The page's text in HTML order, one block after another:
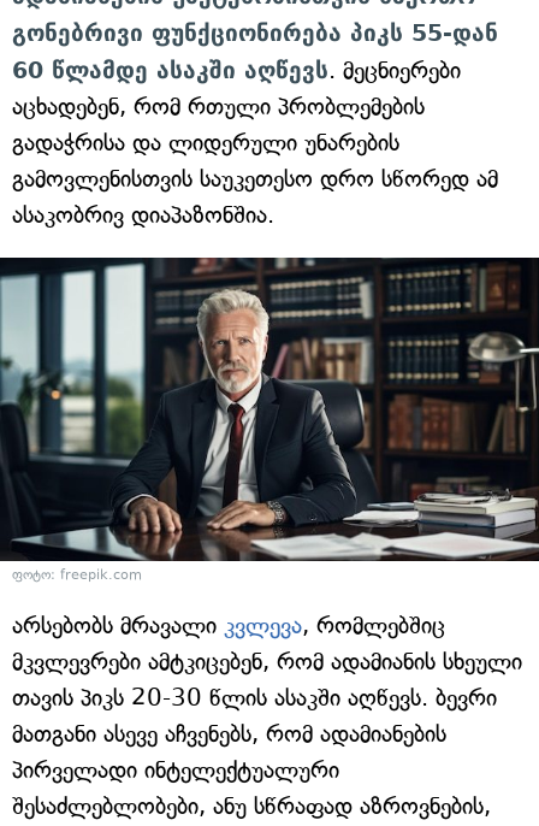
გონებრივი ფუნქციონირება პიკს 55-დან
60 წლამდე ასაკში აღწევს. მეცნიერები
აცხადებენ, რომ რთული პრობლემების
გადაჭრისა და ლიდერული უნარების
გამოვლენისთვის საუკეთესო დრო სწორედ ამ
ასაკობრივ დიაპაზონშია.
ფოტო: freepik.com
არსებობს მრავალი კვლევა, რომლებშიც
მკვლევრები ამტკიცებენ, რომ ადამიანის სხეული
თავის პიკს 20-30 წლის ასაკში აღწევს. ბევრი
მათგანი ასევე აჩვენებს, რომ ადამიანების
პირველადი ინტელექტუალური
შესაძლებლობები, ანუ სწრაფად აზროვნების,